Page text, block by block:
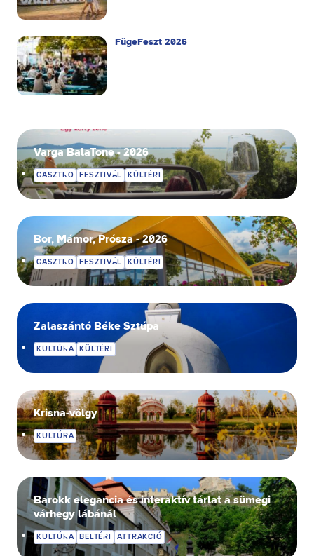
FügeFeszt 2026
Varga BalaTone - 2026
GASZTRO FESZTIVÁL KÜLTÉRI
Bor, Mámor, Prósza - 2026
GASZTRO FESZTIVÁL KÜLTÉRI
Zalaszántó Béke Sztúpa
KULTÚRA KÜLTÉRI
Krisna-völgy
KULTÚRA
Barokk elegancia és interaktív tárlat a sümegi
várhegy lábánál
KULTÚRA BELTÉRI ATTRAKCIÓ